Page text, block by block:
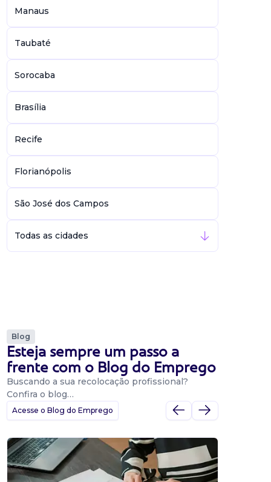
Manaus
Taubaté
Sorocaba
Brasília
Recife
Florianópolis
São José dos Campos
Todas as cidades
Blog
Esteja sempre um passo a
frente com o Blog do Emprego
Buscando a sua recolocação profissional?
Confira o blog…
Acesse o Blog do Emprego